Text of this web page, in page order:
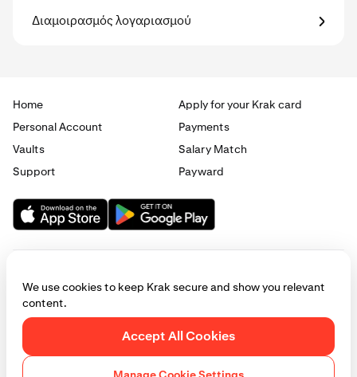
Διαμοιρασμός λογαριασμού
Home
Apply for your Krak card
Personal Account
Payments
Vaults
Salary Match
Support
Payward
© 2025 - 2026 Krak|Privacy|Terms|Manage cookies
This website is provided for general informational purposes only and does
not constitute legal, financial, or investment advice. Access to products
We use cookies to keep Krak secure and show you relevant
content.
Accept All Cookies